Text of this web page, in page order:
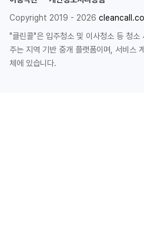
Copyright 2019 - 2026
"클린콜"은 입주청소 및 이사청소 등 청소
주는 지역 기반 중개 플랫폼이며, 서비스
체에 있습니다.